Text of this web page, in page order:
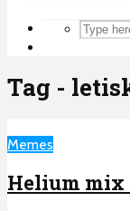
Tag -
Memes
Helium